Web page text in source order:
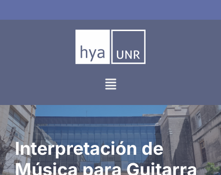
Interpretación de
Música para Guitarra